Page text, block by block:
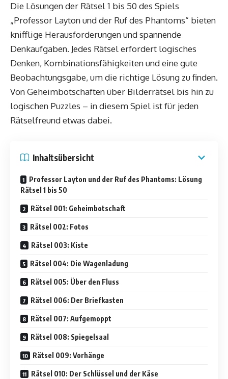
Die Lösungen der Rätsel 1 bis 50 des Spiels
„Professor Layton und der Ruf des Phantoms“ bieten
knifflige Herausforderungen und spannende
Denkaufgaben. Jedes Rätsel erfordert logisches
Denken, Kombinationsfähigkeiten und eine gute
Beobachtungsgabe, um die richtige Lösung zu finden.
Von Geheimbotschaften über Bilderrätsel bis hin zu
logischen Puzzles – in diesem Spiel ist für jeden
Rätselfreund etwas dabei.
Inhaltsübersicht
Professor Layton und der Ruf des Phantoms: Lösung
Rätsel 1 bis 50
Rätsel 001: Geheimbotschaft
Rätsel 002: Fotos
Rätsel 003: Kiste
Rätsel 004: Die Wagenladung
Rätsel 005: Über den Fluss
Rätsel 006: Der Briefkasten
Rätsel 007: Aufgemoppt
Rätsel 008: Spiegelsaal
Rätsel 009: Vorhänge
Rätsel 010: Der Schlüssel und der Käse